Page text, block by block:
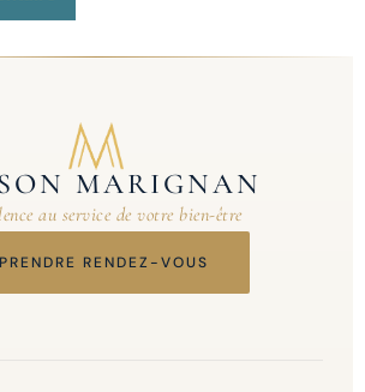
MARIGNAN
au service de votre bien-être
PRENDRE RENDEZ-VOUS